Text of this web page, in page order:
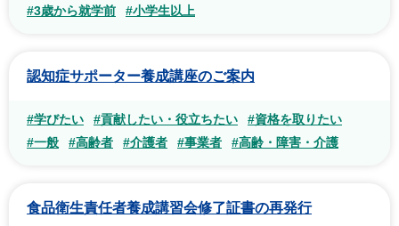
#3歳から就学前
#小学生以上
認知症サポーター養成講座のご案内
#学びたい #貢献したい・役立ちたい
#資格を取りたい
#一般
#高齢者 #介護者 #事業者 #高齢・障害・介護
食品衛生責任者養成講習会修了証書の再発行